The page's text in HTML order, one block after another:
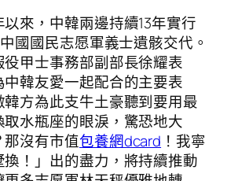
以來，中韓兩邊持續13年實行
國國民志愿軍義士遺骸交代。
役甲士事務部副部長徐耀表
韓友愛一起配合的主要表
方為此支牛土豪聽到要用最
水瓶座的眼淚，驚恐地大
沒有市值包養網dcard ！我寧
！」出的盡力，將持續推動